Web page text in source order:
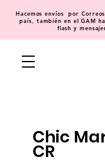
Hacemosenvíos por
país, también en el GAM
flash y
Chic
CR